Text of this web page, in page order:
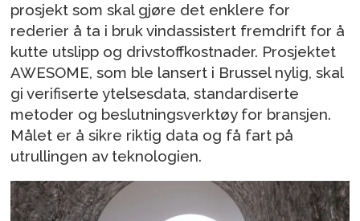
prosjekt som skal gjøre det enklere for
rederier å ta i bruk vindassistert fremdrift for å
kutte utslipp og drivstoffkostnader. Prosjektet
AWESOME, som ble lansert i Brussel nylig, skal
gi verifiserte ytelsesdata, standardiserte
metoder og beslutningsverktøy for bransjen.
Målet er å sikre riktig data og få fart på
utrullingen av teknologien.